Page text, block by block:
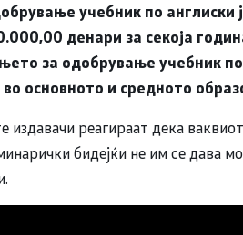
учебник по
денари за секоја
за одобрување учебник
во основното и средното
издавачи реагираат дека
бидејќи не им се дава